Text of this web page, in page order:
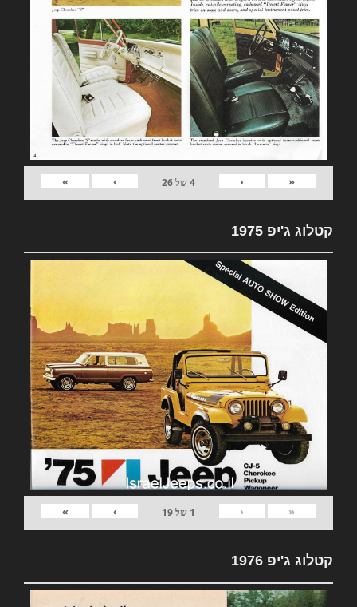
«
‹
4של26
›
»
קטלוג ג'יפ 1975
«
‹
1 של19
›
»
קטלוג ג'יפ 1976